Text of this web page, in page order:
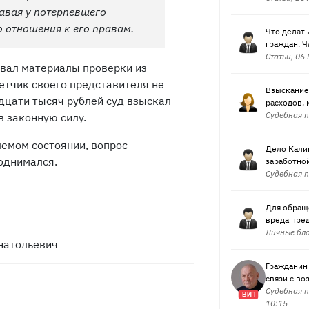
у потерпевшего
отношения к его правам.
материалы проверки из
своего представителя не
тысяч рублей суд взыскал
законную силу.
состоянии, вопрос
Что
граждан.
Статьи,
расходов,
Судебная
Дело
Судебная
Для
вреда
Личные
ВИП
связи с
Судебная
10:15